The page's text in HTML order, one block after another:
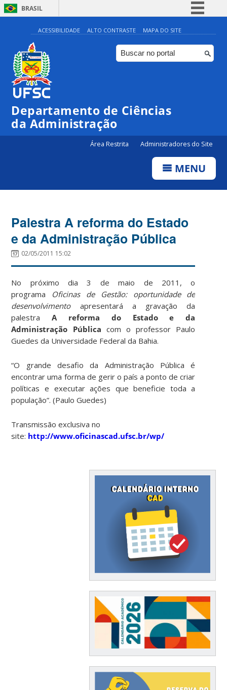
BRASIL
Simplifique!
Comunica BR
Participe
Canais
ACESSIBILIDADE ALTO CONTRASTE MAPA DO SITE
Departamento de Ciências
da Administração
Área Restrita Administradores do Site
MENU
Palestra A reforma do Estado
e da Administração Pública
02/05/2011 15:02
No próximo dia 3 de maio de 2011, o
programa Oficinas de Gestão: oportunidade de
desenvolvimentoapresentará a gravação da
palestraA reforma do Estado e da
Administração Pública com o professor Paulo
Guedes da Universidade Federal da Bahia.
“O grande desafio da Administração Pública é
encontrar uma forma de gerir o país a ponto de criar
políticas e executar ações que beneficie toda a
população”. (Paulo Guedes)
Transmissão exclusiva no
site: http://www.oficinascad.ufsc.br/wp/